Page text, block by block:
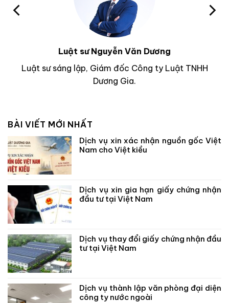
Luật sư Nguyễn Văn Dương
Luật sư sáng lập, Giám đốc Công ty Luật TNHH
Dương Gia.
BÀI VIẾT MỚI NHẤT
Dịch vụ xin xác nhận nguồn gốc Việt
Nam cho Việt kiều
Dịch vụ xin gia hạn giấy chứng nhận
đầu tư tại Việt Nam
Dịch vụ thay đổi giấy chứng nhận đầu
tư tại Việt Nam
Dịch vụ thành lập văn phòng đại diện
công ty nước ngoài